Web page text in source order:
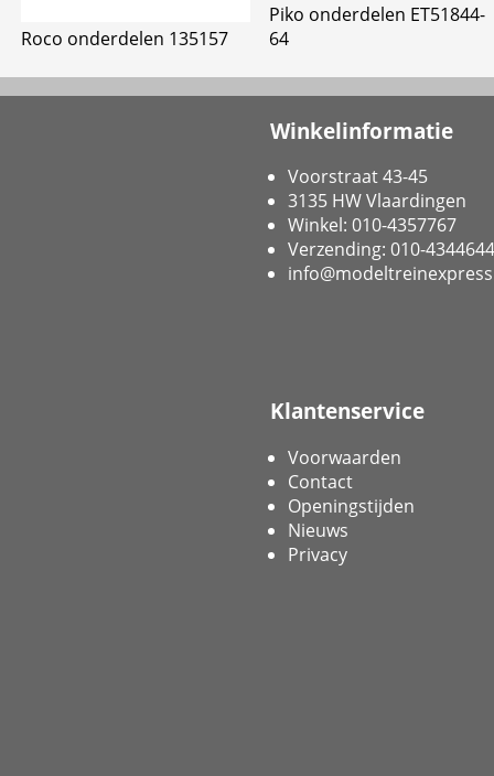
Roco onderdelen 135157
Piko onderdelen ET51844-
64
Winkelinformatie
Voorstraat 43-45
3135 HW Vlaardingen
Winkel: 010-4357767
Verzending: 010-4344644
Klantenservice
Voorwaarden
Contact
Openingstijden
Nieuws
Privacy